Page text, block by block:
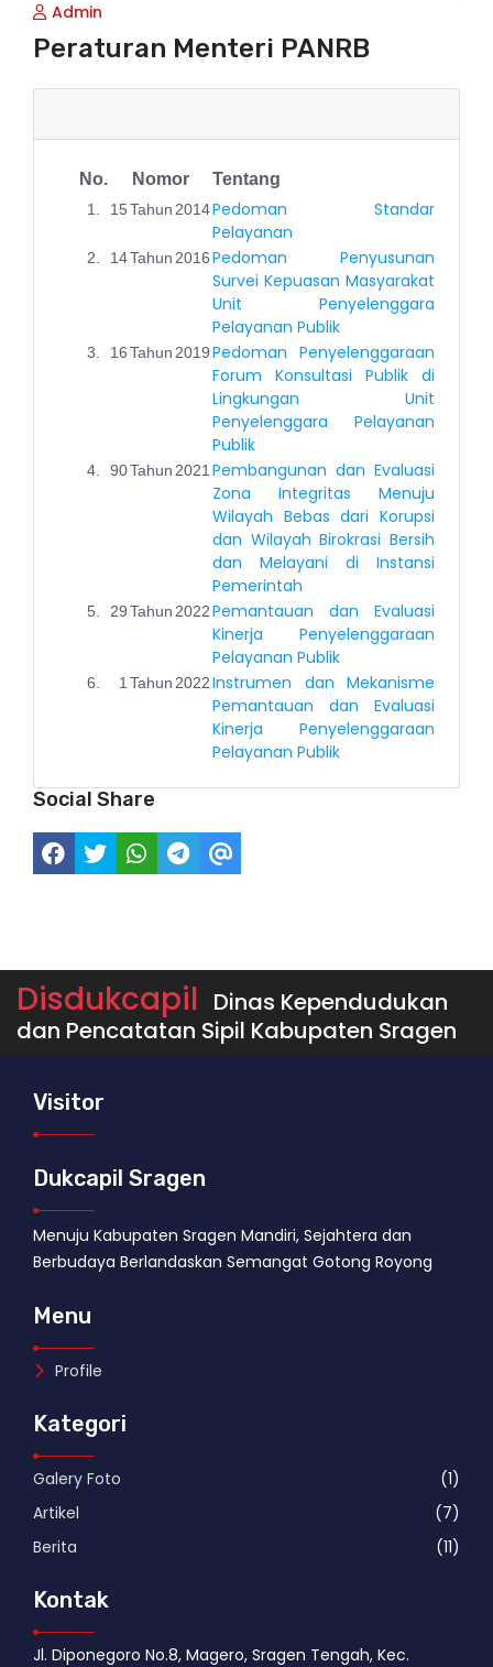
Admin
Peraturan Menteri PANRB
No. Nomor Tentang
1. 15Tahun 2014Pedoman Standar
Pelayanan
2. 14Tahun 2016Pedoman Penyusunan
Survei Kepuasan Masyarakat
Unit Penyelenggara
Pelayanan Publik
3. 16Tahun 2019Pedoman Penyelenggaraan
Forum Konsultasi Publik di
Lingkungan Unit
Penyelenggara Pelayanan
Publik
4. 90Tahun 2021 Pembangunan dan Evaluasi
Zona Integritas Menuju
Wilayah Bebas dari Korupsi
dan Wilayah Birokrasi Bersih
dan Melayani di Instansi
Pemerintah
5. 29Tahun 2022Pemantauan dan Evaluasi
Kinerja Penyelenggaraan
Pelayanan Publik
6. 1 Tahun 2022Instrumen dan Mekanisme
Pemantauan dan Evaluasi
Kinerja Penyelenggaraan
Pelayanan Publik
Social Share
Disdukcapil Dinas Kependudukan
dan Pencatatan Sipil Kabupaten Sragen
Visitor
Dukcapil Sragen
Menuju Kabupaten Sragen Mandiri, Sejahtera dan
Berbudaya Berlandaskan Semangat Gotong Royong
Menu
Profile
Kategori
Galery Foto
(1)
Artikel
(7)
Berita
(11)
Kontak
Jl. Diponegoro No.8, Magero, Sragen Tengah, Kec.